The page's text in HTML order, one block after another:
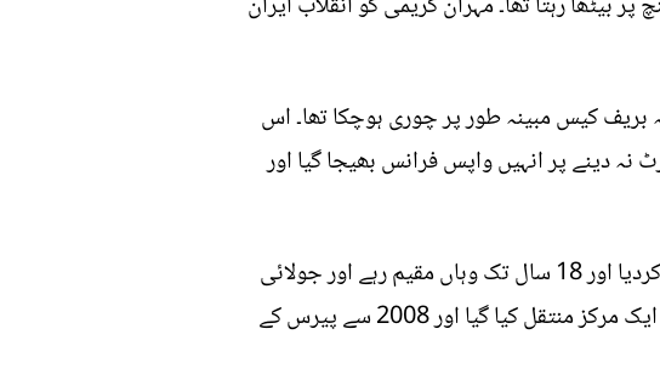
کیونکہ بریف کیس مبینہ طور پر چوری ہوچکا تھا۔ اس
دینے پر انہیں واپس فرانس بھیجا گیا اور
چونکہ وہ کسی ملک واپس نہیں جاسکتے تھے تو ایئرپورٹ کے ٹرمینل ون میں رہنا شروع کردیا اور 18 سال تک وہاں مقیم رہے اور جولائی
2006 میں بیمار ہونے پر وہاں سے باہر نکلے. بعد میں ہوٹل کے قریب رہے جبکہ 2007 میں ایک مرکز منتقل کیا گیا اور 2008 سے پیرس کے